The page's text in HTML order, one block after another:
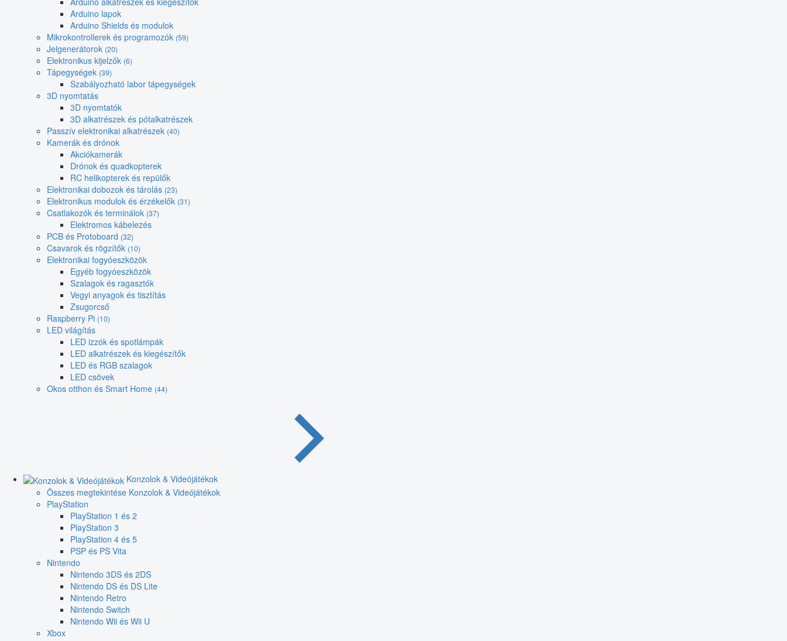
Arduino lapok
Arduino Shields és modulok
Mikrokontrollerek és programozók (59)
Jelgenerátorok (20)
Elektronikus kijelzők (6)
Tápegységek (39)
Szabályozható labor tápegységek
3D nyomtatás
3D nyomtatók
3D alkatrészek és pótalkatrészek
Passzív elektronikai alkatrészek (40)
Kamerák és drónok
Akciókamerák
Drónok és quadkopterek
RC helikopterek és repülők
Elektronikai dobozok és tárolás (23)
Elektronikus modulok és érzékelők (31)
Csatlakozók és terminálok (37)
Elektromos kábelezés
PCB és Protoboard (32)
Csavarok és rögzítők (10)
Elektronikai fogyóeszközök
Egyéb fogyóeszközök
Szalagok és ragasztók
Vegyi anyagok és tisztítás
Zsugorcső
Raspberry Pi (10)
LED világítás
LED izzók és spotlámpák
LED alkatrészek és kiegészítők
LED és RGB szalagok
LED csövek
Okos otthon és Smart Home (44)
Konzolok & Videójátékok
Összes megtekintése Konzolok & Videójátékok
PlayStation
PlayStation 1 és 2
PlayStation 3
PlayStation 4 és 5
PSP és PS Vita
Nintendo
Nintendo 3DS és 2DS
Nintendo DS és DS Lite
Nintendo Retro
Nintendo Switch
Nintendo Wii és Wii U
Xbox